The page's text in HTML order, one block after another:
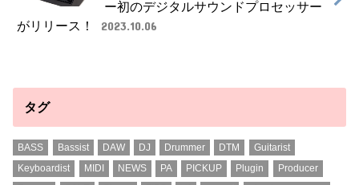
ー初のデジタルサウンドプロセッサー
がリリース！
2023.10.06
タグ
BASS Bassist DAW DJ Drummer DTM
Guitarist
Keyboardist
MIDI NEWS PA PICKUP Plugin
Producer